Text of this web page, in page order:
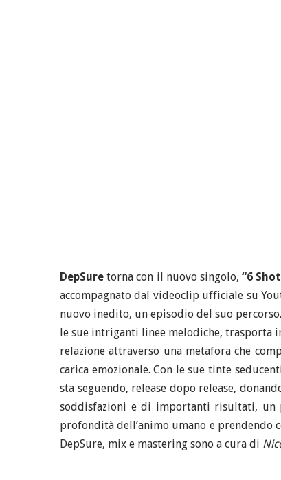
DepSure torna con il nuovo singolo,“6
accompagnato dal videoclip ufficiale su
nuovo inedito, un episodio del suo
le sue intriganti linee melodiche, trasporta
relazione attraverso una metafora che
carica emozionale. Con le sue tinte
sta seguendo, release dopo release,
soddisfazioni e di importanti risultati, un
profondità dell’animo umano e prendendo
DepSure, mix e mastering sono a cura di